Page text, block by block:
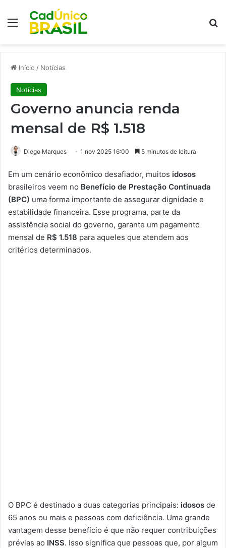
Menu
Início / Notícias
Notícias
Governo anuncia renda
mensal de R$ 1.518
Diego Marques 1 nov 2025 16:00 5 minutos de leitura
Em um cenário econômico desafiador, muitos idosos
brasileiros veem no Benefício de Prestação Continuada
(BPC) uma forma importante de assegurar dignidade e
estabilidade financeira. Esse programa, parte da
assistência social do governo, garante um pagamento
mensal de R$ 1.518 para aqueles que atendem aos
critérios determinados.
O BPC é destinado a duas categorias principais: idosos de
65 anos ou mais e pessoas com deficiência. Uma grande
vantagem desse benefício é que não requer contribuições
prévias ao INSS. Isso significa que pessoas que, por algum